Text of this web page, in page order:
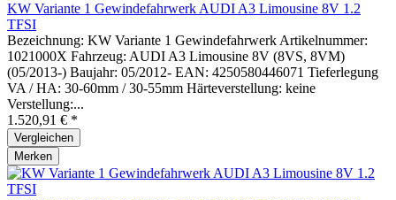
KW Variante 1 Gewindefahrwerk AUDI A3 Limousine 8V 1.2
TFSI
Bezeichnung: KW Variante 1 Gewindefahrwerk Artikelnummer:
1021000X Fahrzeug: AUDI A3 Limousine 8V (8VS, 8VM)
(05/2013-) Baujahr: 05/2012- EAN: 4250580446071 Tieferlegung
VA / HA: 30-60mm / 30-55mm Härteverstellung: keine
Verstellung:...
1.520,91 € *
Vergleichen
Merken